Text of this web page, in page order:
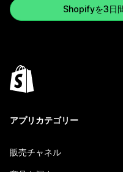
Shopifyを3日
アプリカテゴリー
販売チャネル